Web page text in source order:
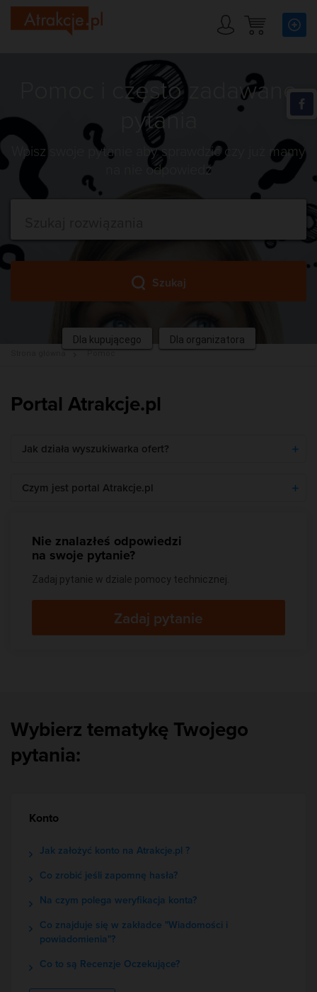
Pomoc i często zadawane
pytania
Wpisz swoje pytanie aby sprawdzić czy już mamy
na nie odpowiedź
Szukaj
Dla kupującego Dla organizatora
Portal Atrakcje.pl
Jak działa wyszukiwarka ofert?
Czym jest portal Atrakcje.pl
Nie znalazłeś odpowiedzi
na swoje pytanie?
Zadaj pytanie w dziale pomocy technicznej.
Zadaj pytanie
Wybierz tematykę Twojego
pytania:
Konto
Jak założyć konto na Atrakcje.pl ?
Co zrobić jeśli zapomnę hasła?
Na czym polega weryfikacja konta?
Co znajduje się w zakładce "Wiadomości i
powiadomienia"?
Co to są Recenzje Oczekujące?